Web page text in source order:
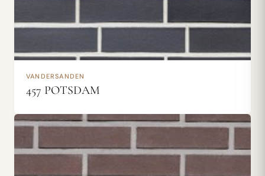
VANDERSANDEN
457 POTSDAM